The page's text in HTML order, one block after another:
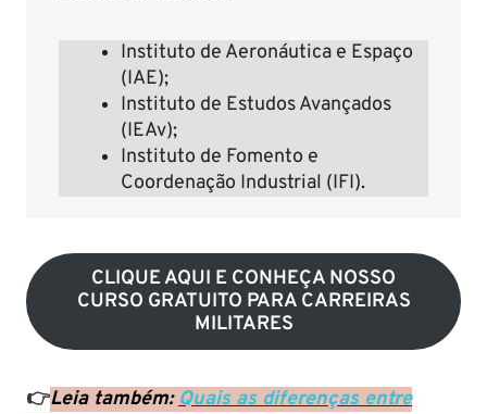
Instituto de Aeronáutica e Espaço
(IAE);
Instituto de Estudos Avançados
(IEAv);
Instituto de Fomento e
Coordenação Industrial (IFI).
CLIQUE AQUI E CONHEÇA NOSSO
CURSO GRATUITO PARA CARREIRAS
MILITARES
👉Leia também:Quais as diferenças entre